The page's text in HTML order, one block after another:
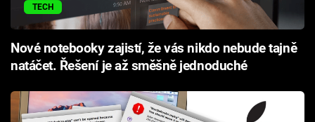
Sledujte nás
TECH
Nové notebooky zajistí, že vás nikdo nebude tajně
natáčet. Řešení je až směšně jednoduché